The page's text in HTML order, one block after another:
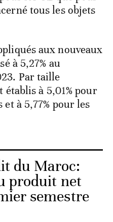
tous les objets
aux nouveaux
à 5,27% au
Par taille
établis à 5,01% pour
à 5,77% pour les
du Maroc:
produit net
semestre